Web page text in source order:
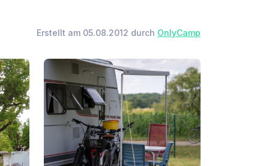
Erstellt am 05.08.2012 durch OnlyCamp